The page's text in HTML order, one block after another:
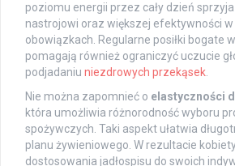
poziomu energii przez cały dzień
nastrojowi oraz większej efektywności
obowiązkach. Regularne posiłki bogate
pomagają również ograniczyć uczucie
podjadaniu niezdrowych przekąsek.
Nie można zapomnieć o elastyczności
która umożliwia różnorodność wyboru
spożywczych. Taki aspekt ułatwia
planu żywieniowego. W rezultacie
dostosowania jadłospisu do swoich